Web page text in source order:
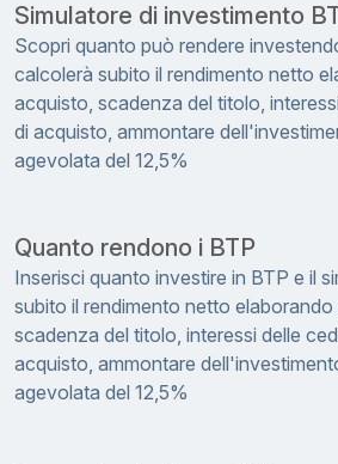
Simulatore di investimento
Scopri quanto può rendere
calcolerà subito il rendimento netto
acquisto, scadenza del titolo,
di acquisto, ammontare
agevolata del 12,5%
Quanto rendono i BTP
Inserisci quanto investire in BTP e il
subito il rendimento netto
scadenza del titolo, interessi delle
acquisto, ammontare
agevolata del 12,5%